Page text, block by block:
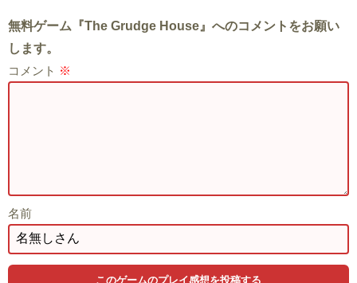
無料ゲーム『The Grudge House』へのコメントをお願い
します。
コメント ※
名前